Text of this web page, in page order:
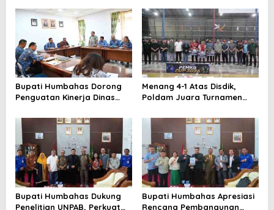
Perluas Perlindungan
Pekerja
Utamakan Profesionalisme
dan Integritas
Bupati Humbahas Dorong
Penguatan Kinerja Dinas
SDM Berkualitas
Menang 4-1 Atas Disdik,
Poldam Juara Turnamen
Bupati Humbahas Dukung
Penelitian UNPAB, Perkuat
Bupati Humbahas Apresiasi
Rencana Pembangunan